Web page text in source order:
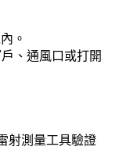
。
、通風口或打開
射測量工具驗證